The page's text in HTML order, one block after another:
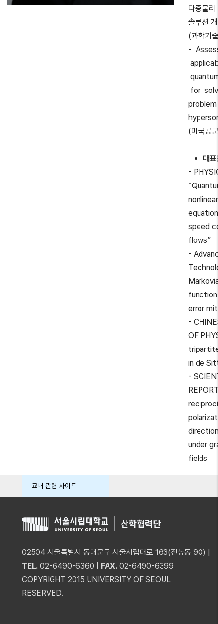
다중물리
솔루션
(과학기
-
for
(미국공
대
-
speed
flows”
-
error
-
OF
in de
-
under
fields
교내 관련 사이트
02504 서울특별시 동대문구 서울시립대로 163(전농동 90) |
TEL. 02-6490-6360 | FAX. 02-6490-6399
COPYRIGHT 2015 UNIVERSITY OF SEOUL
RESERVED.